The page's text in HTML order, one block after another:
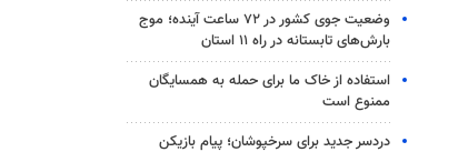
وضعیت جوی کشور در ۷۲ ساعت آینده؛ موج
بارش‌های تابستانه در راه ۱۱ استان
استفاده از خاک ما برای حمله به همسایگان
ممنوع است
دردسر جدید برای سرخپوشان؛ پیام بازیکن